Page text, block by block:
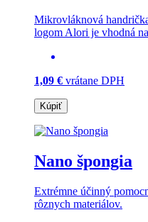
Mikrovláknová
logom Alori je vhodná
1,09 € vrátane DPH
Kúpiť
Nano špongia
Extrémne účinný
rôznych materiálov.